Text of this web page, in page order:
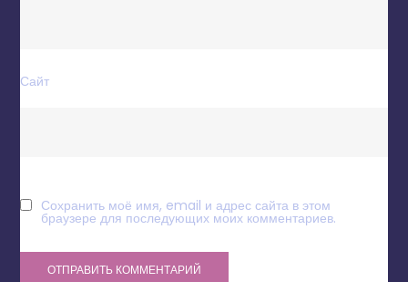
Сайт
Сохранить моё имя, email и адрес сайта в этом
браузере для последующих моих комментариев.